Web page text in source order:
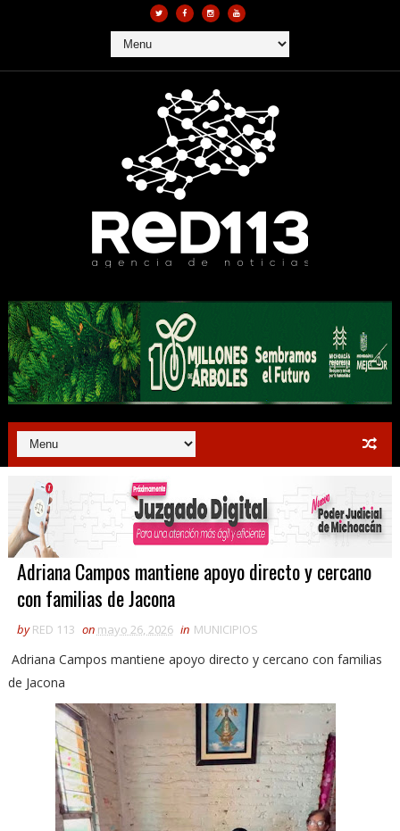
Adriana Campos mantiene apoyo directo y cercano
con familias de Jacona
by RED 113 on mayo 26, 2026 in MUNICIPIOS
Adriana Campos mantiene apoyo directo y cercano con familias
de Jacona